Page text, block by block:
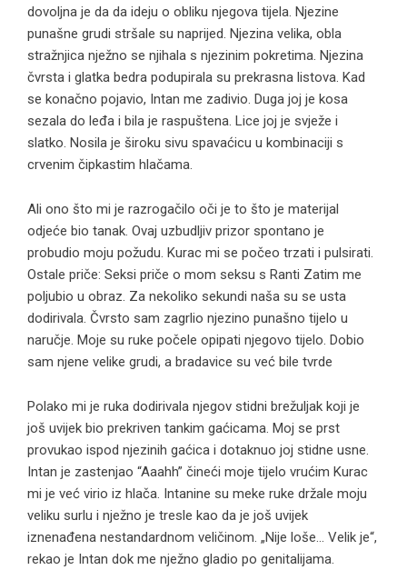
dovoljna je da da ideju o obliku njegova tijela. Njezine
punašne grudi stršale su naprijed. Njezina velika, obla
stražnjica nježno se njihala s njezinim pokretima. Njezina
čvrsta i glatka bedra podupirala su prekrasna listova. Kad
se konačno pojavio, Intan me zadivio. Duga joj je kosa
sezala do leđa i bila je raspuštena. Lice joj je svježe i
slatko. Nosila je široku sivu spavaćicu u kombinaciji s
crvenim čipkastim hlačama.
Ali ono što mi je razrogačilo oči je to što je materijal
odjeće bio tanak. Ovaj uzbudljiv prizor spontano je
probudio moju požudu. Kurac mi se počeo trzati i pulsirati.
Ostale priče: Seksi priče o mom seksu s Ranti Zatim me
poljubio u obraz. Za nekoliko sekundi naša su se usta
dodirivala. Čvrsto sam zagrlio njezino punašno tijelo u
naručje. Moje su ruke počele opipati njegovo tijelo. Dobio
sam njene velike grudi, a bradavice su već bile tvrde
Polako mi je ruka dodirivala njegov stidni brežuljak koji je
još uvijek bio prekriven tankim gaćicama. Moj se prst
provukao ispod njezinih gaćica i dotaknuo joj stidne usne.
Intan je zastenjao “Aaahh” čineći moje tijelo vrućim Kurac
mi je već virio iz hlača. Intanine su meke ruke držale moju
veliku surlu i nježno je tresle kao da je još uvijek
iznenađena nestandardnom veličinom. „Nije loše… Velik je“,
rekao je Intan dok me nježno gladio po genitalijama.